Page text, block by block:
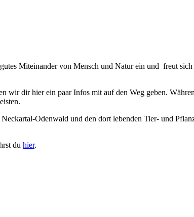
Miteinander von Mensch und Natur ein und freut
wir dir hier ein paar Infos mit auf den Weg geben.
Odenwald und den dort lebenden Tier- und
du hier.